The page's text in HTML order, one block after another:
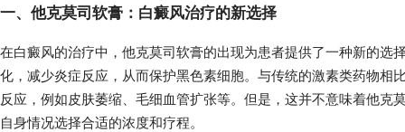
一、他克莫司软膏：白癜风治疗的新选择
在白癜风的治疗中，他克莫司软膏的出现为患者提供了一种新的
化，减少炎症反应，从而保护黑色素细胞。与传统的激素类药物
反应，例如皮肤萎缩、毛细血管扩张等。但是，这并不意味着他
自身情况选择合适的浓度和疗程。